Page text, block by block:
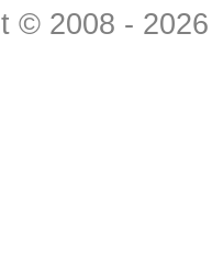
© 2008 -